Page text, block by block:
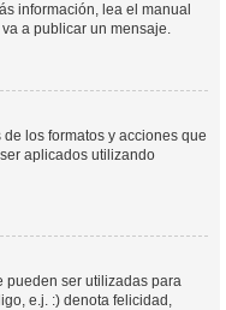
información, lea el manual
a publicar un mensaje.
los formatos y acciones que
aplicados utilizando
pueden ser utilizadas para
e.j. :) denota felicidad,